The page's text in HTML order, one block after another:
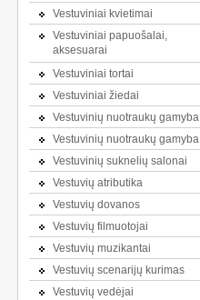
Vestuviniai kvietimai
Vestuviniai papuošalai,
aksesuarai
Vestuviniai tortai
Vestuviniai žiedai
Vestuvinių nuotraukų gamyba
Vestuvinių nuotraukų gamyba
Vestuvinių suknelių salonai
Vestuvių atributika
Vestuvių dovanos
Vestuvių filmuotojai
Vestuvių muzikantai
Vestuvių scenarijų kurimas
Vestuvių vedėjai